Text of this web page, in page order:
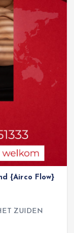
{Airco Flow}
ZUIDEN